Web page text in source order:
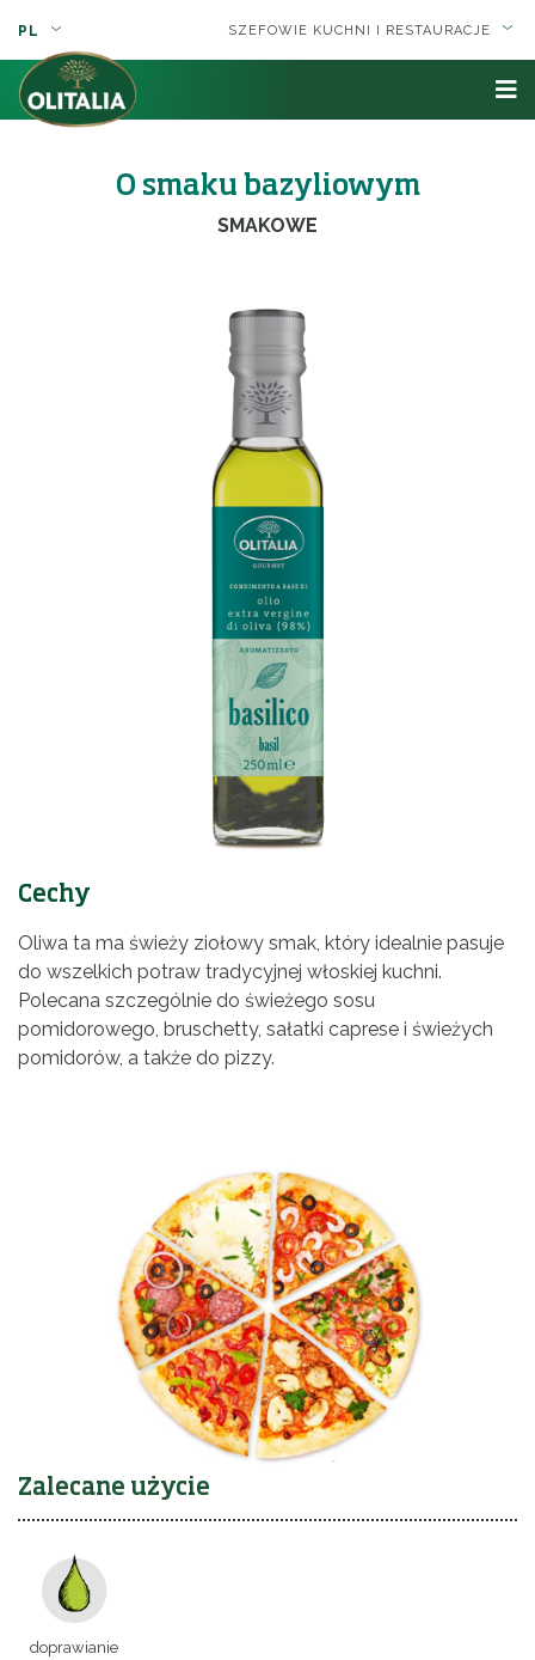
SZEFOWIE KUCHNI I RESTAURACJE
PL
O smaku bazyliowym
SMAKOWE
Zalecane użycie
doprawianie
Cechy
Oliwa ta ma świeży ziołowy smak, który idealnie pasuje
do wszelkich potraw tradycyjnej włoskiej kuchni.
Polecana szczególnie do świeżego sosu
pomidorowego, bruschetty, sałatki caprese i świeżych
pomidorów, a także do pizzy.